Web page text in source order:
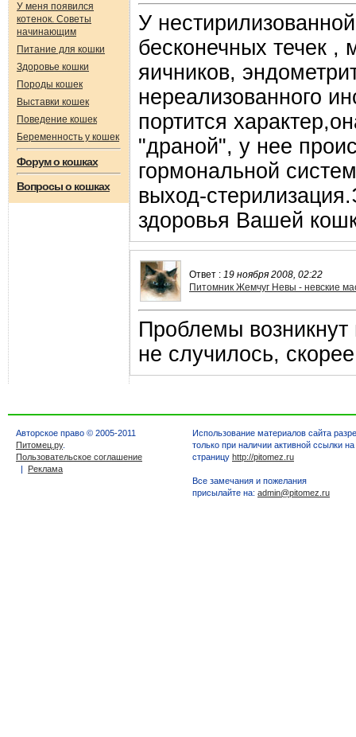
У меня появился
котенок. Советы
начинающим
Питание для кошки
Здоровье кошки
Породы кошек
Выставки кошек
Поведение кошек
Беременность у кошек
Форум о кошках
Вопросы о кошках
У
бесконечных течек ,
яичников,
нереализованного
портится
"драной", у нее
гормональной
выход-
здоровья Вашей
Ответ : 19 ноября 2008, 02:22
Питомник Жемчуг Невы - невские
Проблемы возникнут
не случилось,
Авторское право © 2005-2011
Питомец.ру.
Пользовательское соглашение
| Реклама
Использование материалов сайта
только при наличии активной ссылки
страницу http://pitomez.ru
Все замечания и пожелания
присылайте на: admin@pitomez.ru